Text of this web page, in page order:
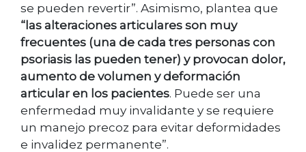
se pueden revertir”. Asimismo, plantea que
“las alteraciones articulares son muy
frecuentes (una de cada tres personas con
psoriasis las pueden tener) y provocan dolor,
aumento de volumen y deformación
articular en los pacientes. Puede ser una
enfermedad muy invalidante y se requiere
un manejo precoz para evitar deformidades
e invalidez permanente”.